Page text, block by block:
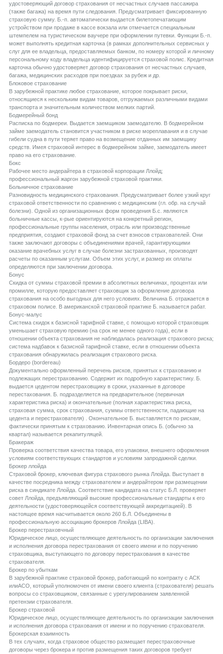
удостоверяющий договор страхования от несчастных случаев пассажира
(также багажа) на время пути следования. Предусматривает фиксированную
страховую сумму. Б.-п. автоматически выдается билетопечатающим
устройством при продаже в кассе вокзала или отмечается специальным
штемпелем на туристическом ваучере при оформлении путевки. Функции Б.-п.
может выполнять кредитная карточка (в рамках дополнительных сервисных у
слуг для ее владельца, предоставляемых банком, по номеру которой и личному
персональному коду владельца идентифицируется страховой полис. Кредитная
карточка обычно удостоверяет договор страхования от несчастных случаев,
багажа, медицинских расходов при поездках за рубеж и др.
Блоковое страхование
В зарубежной практике любое страхование, которое покрывает риски,
относящиеся к нескольким видам товаров, отгружаемых различными видами
транспорта и значительным количеством мелких партий.
Бодмерейный бонд
Расписка по бодмереи. Выдается заемщиком заемодателю. В бодмерейном
займе заемодатель становится участником в риске мореплавания и в случае
гибели судна в пути теряет право на возмещение отданных им заемщику
средств. Имея страховой интерес в бодмерейном займе, заемодатель имеет
право на его страхование.
Бокс
Рабочее место андерайтера в страховой корпорации Ллойд;
профессиональный жаргон зарубежной страховой практики.
Больничное страхование
Разновидность медицинского страхования. Предусматривает более узкий круг
страховой ответственности по сравнению с медицинским (гл. обр. на случай
болезни). Одной из организационных форм проведения Б.с. являются
больничные кассы, к-рые ориентируются на конкретный регион,
профессиональные группы населения, отрасль или производственные
предприятия, создают страховой фонд за счет взносов страхователей. Они
также заключают договоры с объединениями врачей, гарантирующими
оказание врачебных услуг в случае болезни застрахованных, производят
расчеты по оказанным услугам. Объем этих услуг, и размер их оплаты
определяются при заключении договора.
Бонус
Скидка от суммы страховой премии в абсолютных величинах, процентах или
промилле, которую предоставляет страховщик за оформление договора
страхования на особо выгодных для него условиях. Величина Б. отражается в
страховом полисе. В американской страховой практике Б. называется рабат.
Бонус-малус
Система скидок к базисной тарифной ставке, с помощью которой страховщик
уменьшает страховую премию (на срок не менее одного года), если в
отношении объекта страхования не наблюдалась реализация страхового риска;
система надбавок к базисной тарифной ставке, если в отношении объекта
страхования обнаружилась реализация страхового риска.
Бордеро (bordereau)
Документально оформленный перечень рисков, принятых к страхованию и
подлежащих перестрахованию. Содержит их подробную характеристику. Б.
выдается цедентом перестраховщику в сроки, указанные в договоре
перестахования. Б. подразделяется на предварительное (первичная
характеристика риска) и окончательные (полная характеристика риска,
страховая сумма, срок страхования, суммы ответственности, падающие на
цедента и перестрахователя) . Окончательное Б. выставляется по рискам,
фактически принятым к страхованию. Инвентарная опись Б. (обычно за
квартал) называется рекапитуляцей.
Бракераж
Проверка соответствия качества товара, его упаковки, внешнего оформления
условиям соответствующих стандартов и условиям запродажной сделки.
Брокер ллойда
Страховой брокер, ключевая фигура страхового рынка Ллойда. Выступает в
качестве посредника между страхователем и андерайтером при размещении
риска в синдикате Ллойда. Соответствие кандидата на статус Б.Л. проверяет
совет Ллойда, предъявляющий высокие профессиональные стандарты к его
деятельности (удостоверяющейся соответствующей аккредитацией). В
настоящее время насчитывается около 260 Б.Л. Объединены в
профессиональную ассоциацию брокеров Ллойда (LIBA).
Брокер перестраховчный
Юридическое лицо, осуществляющее деятельность по организации заключения
и исполнения договора перестрахования от своего имени и по поручению
страховщика, выступающего по договору перестрахования в качестве
страхователя.
Брокер по убыткам
В зарубежной практике страховой брокер, работающий по контракту с АСК
илиАСО, который уполномочен от имени своего клиента (страхователя) решать
вопросы со страховщиком, связанные с урегулированием заявленной
претензии страхователя.
Брокер страховой
Юридическое лицо, осуществляющее деятельность по организации заключения
и исполнения договора страхования от имени и по поручению страхователя.
Брокерская взаимность
В тех случаях, когда страховое общество размещает перестраховочные
договоры через брокера и против размещения таких договоров требует